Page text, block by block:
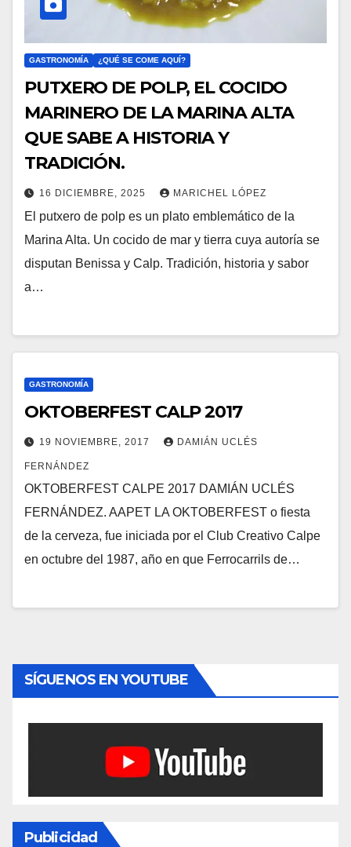
GASTRONOMÍA ¿QUÉ SE COME AQUÍ?
PUTXERO DE POLP, EL COCIDO
MARINERO DE LA MARINA ALTA
QUE SABE A HISTORIA Y
TRADICIÓN.
16 DICIEMBRE, 2025 MARICHEL LÓPEZ
El putxero de polp es un plato emblemático de la
Marina Alta. Un cocido de mar y tierra cuya autoría se
disputan Benissa y Calp. Tradición, historia y sabor
a…
GASTRONOMÍA
OKTOBERFEST CALP 2017
19 NOVIEMBRE, 2017 DAMIÁN UCLÉS
FERNÁNDEZ
OKTOBERFEST CALPE 2017 DAMIÁN UCLÉS
FERNÁNDEZ. AAPET LA OKTOBERFEST o fiesta
de la cerveza, fue iniciada por el Club Creativo Calpe
en octubre del 1987, año en que Ferrocarrils de…
SÍGUENOS EN YOUTUBE
Publicidad